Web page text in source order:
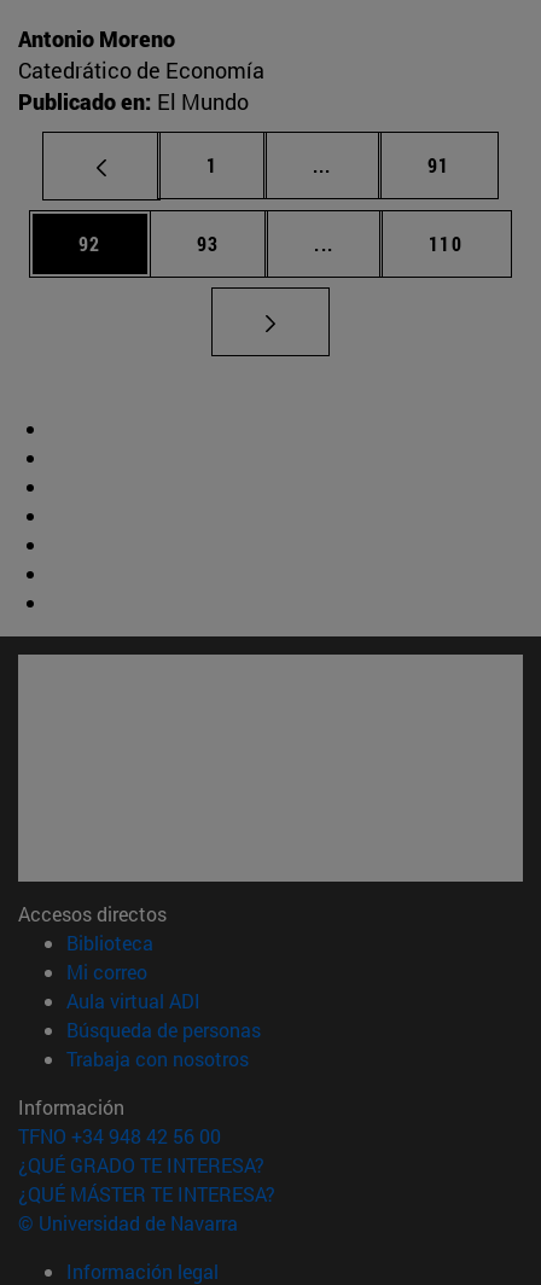
Antonio Moreno
Catedrático de Economía
Publicado en: El Mundo
Página
1 ... Páginas intermedias
Página
91
Página
92 Página
93 ... Páginas intermedias
Página
110
Accesos directos
Biblioteca
Mi correo(abre en nueva ventana)
Aula virtual ADI
Búsqueda de personas(abre en nueva ventana)
Trabaja con nosotros(abre en nueva ventana)
Información
TFNO +34 948 42 56 00
¿QUÉ GRADO TE INTERESA?
¿QUÉ MÁSTER TE INTERESA?
© Universidad de Navarra
Información legal